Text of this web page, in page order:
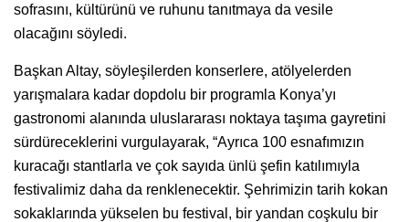
sofrasını, kültürünü ve ruhunu tanıtmaya da vesile
olacağını söyledi.
Başkan Altay, söyleşilerden konserlere, atölyelerden
yarışmalara kadar dopdolu bir programla Konya’yı
gastronomi alanında uluslararası noktaya taşıma gayretini
sürdüreceklerini vurgulayarak, “Ayrıca 100 esnafımızın
kuracağı stantlarla ve çok sayıda ünlü şefin katılımıyla
festivalimiz daha da renklenecektir. Şehrimizin tarih kokan
sokaklarında yükselen bu festival, bir yandan coşkulu bir